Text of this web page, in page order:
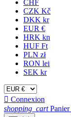
CHF
CZK Kč
DKK kr
EUR €
HRK kn
HUF Ft
PLN zł
RON lei
SEK kr
 Connexion
shopping_cart Panier